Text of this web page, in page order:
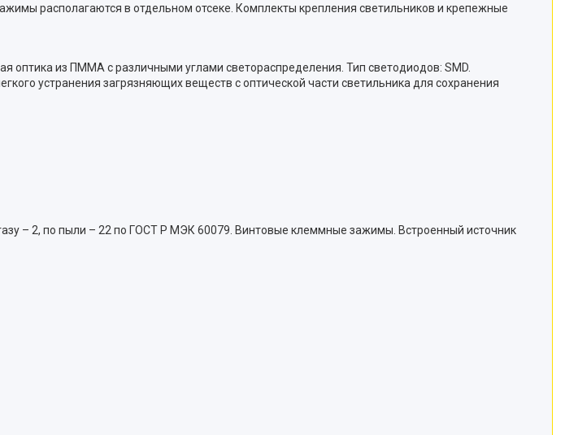
располагаются в отдельном отсеке. Комплекты крепления светильников и крепежные
оптика из ПММА с различными углами светораспределения. Тип светодиодов: SMD.
устранения загрязняющих веществ с оптической части светильника для сохранения
– 2, по пыли – 22 по ГОСТ Р МЭК 60079. Винтовые клеммные зажимы. Встроенный источник